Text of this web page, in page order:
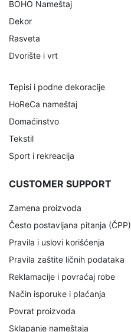
BOHO Nameštaj
Dekor
Rasveta
Dvorište i vrt
Tepisi i podne dekoracije
HoReCa nameštaj
Domaćinstvo
Tekstil
Sport i rekreacija
CUSTOMER SUPPORT
Zamena proizvoda
Često postavljana pitanja (ČPP)
Pravila i uslovi korišćenja
Pravila zaštite ličnih podataka
Reklamacije i povraćaj robe
Način isporuke i plaćanja
Povrat proizvoda
Sklapanje nameštaja